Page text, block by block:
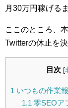
月30万円稼げる
ここのところ、
Twitterの休止を
目次 [
1 いつもの作業
1.1 零SEOア